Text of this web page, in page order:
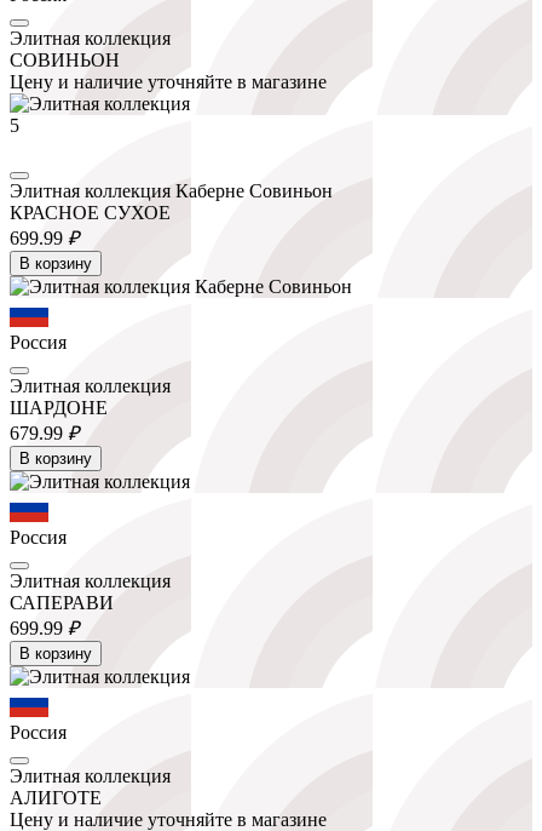
Элитная коллекция
СОВИНЬОН
Цену и наличие уточняйте в магазине
5
Элитная коллекция Каберне Совиньон
КРАСНОЕ СУХОЕ
699.99 ₽
В корзину
Россия
Элитная коллекция
ШАРДОНЕ
679.99 ₽
В корзину
Россия
Элитная коллекция
САПЕРАВИ
699.99 ₽
В корзину
Россия
Элитная коллекция
АЛИГОТЕ
Цену и наличие уточняйте в магазине